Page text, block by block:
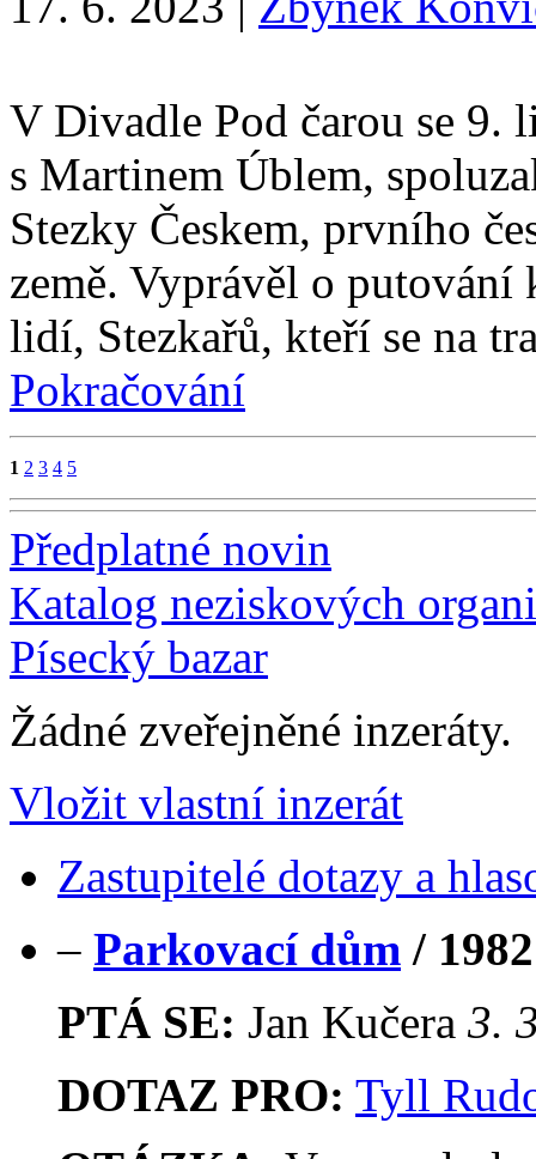
V Divadle Pod čarou se 9.
s Martinem Úblem,
Stezky Českem, prvního
země. Vyprávěl o
lidí, Stezkařů, kteří se na
Pokračování
1 2 3 4 5
Předplatné novin
Katalog neziskových
Písecký bazar
Žádné zveřejněné inzeráty.
Vložit vlastní inzerát
Zastupitelé dotazy a
– Parkovací dům / 1982
PTÁ SE: Jan Kučera 3.
DOTAZ PRO: Tyll